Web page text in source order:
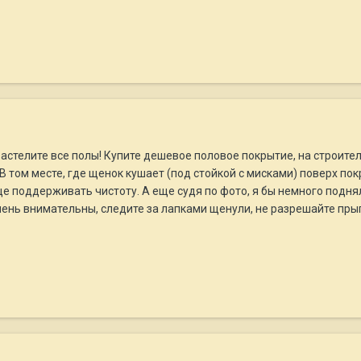
все полы! Купите дешевое половое покрытие, на
месте, где щенок кушает (под стойкой с мисками) поверх
поддерживать чистоту. А еще судя по фото, я бы немного
внимательны, следите за лапками щенули, не разрешайте